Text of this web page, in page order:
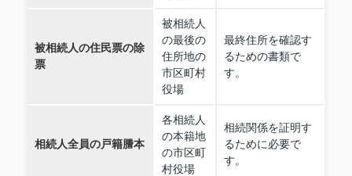
被相続人の住民票の除
票
被相続人
の最後の
住所地の
市区町村
役場
最終住所を確認す
るための書類で
す。
相続人全員の戸籍謄本
各相続人
の本籍地
の市区町
村役場
相続関係を証明す
るために必要で
す。